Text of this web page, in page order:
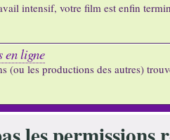
intensif, votre film est enfin
en ligne
(ou les productions des autres)